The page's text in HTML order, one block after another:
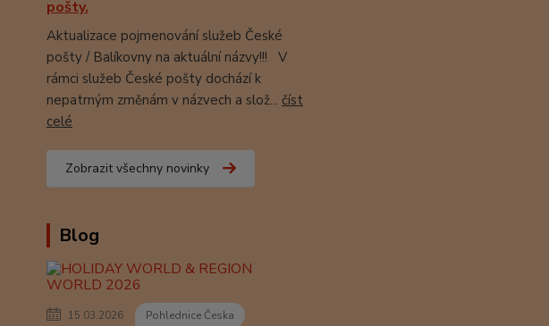
pošty.
Aktualizace pojmenování služeb České
pošty / Balíkovny na aktuální názvy!!! V
rámci služeb České pošty dochází k
nepatrným změnám v názvech a slož... číst
celé
Zobrazit všechny novinky
Blog
15.03.2026 Pohlednice Česka